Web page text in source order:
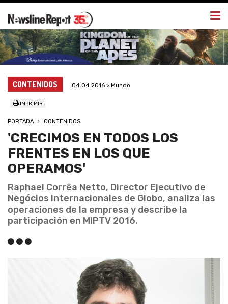
CONTENIDOS 04.04.2016 > Mundo
IMPRIMIR
PORTADA CONTENIDOS
'CRECIMOS EN TODOS LOS
FRENTES EN LOS QUE
OPERAMOS'
Raphael Corrêa Netto, Director Ejecutivo de
Negócios Internacionales de Globo, analiza las
operaciones de la empresa y describe la
participación en MIPTV 2016.